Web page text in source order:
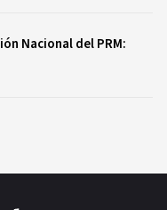
Nacional del PRM: